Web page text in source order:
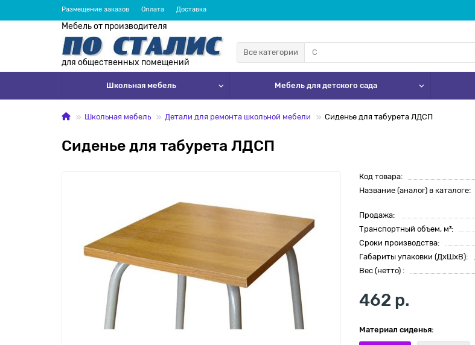
Размещение заказов Оплата Доставка
Мебель от производителя
для общественных помещений
Все категории
Школьная мебель Мебель для детского сада
Школьная мебель Детали для ремонта школьной мебели Сиденье для табурета ЛДСП
Сиденье для табурета ЛДСП
Код товара:
Название (аналог) в каталоге:
Продажа:
Транспортный объем, м³:
Сроки производства:
Габариты упаковки (ДхШхВ):
Вес (нетто) :
462 р.
Материал сиденья: